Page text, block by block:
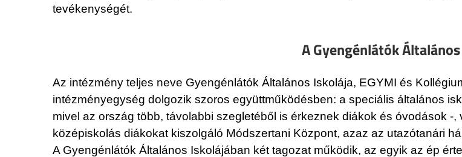
tevékenységét.
A Gyengénlátók
Az intézmény teljes neve Gyengénlátók Általános Iskolája, EGYMI és
intézményegység dolgozik szoros együttműködésben: a speciális általános
mivel az ország több, távolabbi szegletéből is érkeznek diákok és óvodások -
középiskolás diákokat kiszolgáló Módszertani Központ, azaz az utazótanári
A Gyengénlátók Általános Iskolájában két tagozat működik, az egyik az ép